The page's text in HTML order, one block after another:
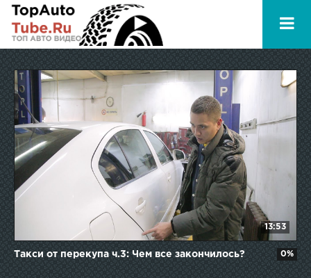
13:53
Такси от перекупа ч.3: Чем все закончилось? 0%